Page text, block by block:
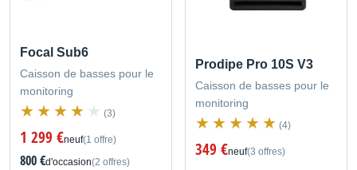
Focal Sub6
Caisson de basses pour le
monitoring
(3)
1 299 €neuf(1 offre)
800 €d'occasion(2 offres)
Prodipe Pro 10S V3
Caisson de basses pour le
monitoring
(4)
349 €neuf(3 offres)